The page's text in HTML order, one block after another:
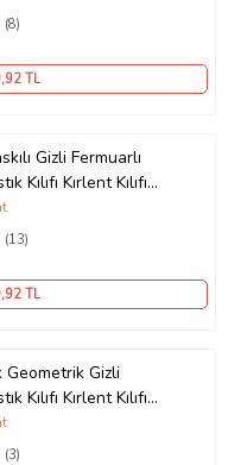
(8)
,92 TL
Gizli Fermuarlı
Kılıfı Kırlent Kılıfı
(KAHVE)
(13)
,92 TL
Geometrik Gizli
Kılıfı Kırlent Kılıfı
(3)